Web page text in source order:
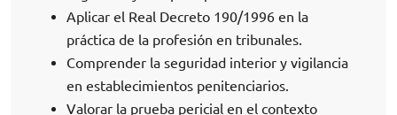
Aplicar el Real Decreto 190/1996 en la
práctica de la profesión en tribunales.
Comprender la seguridad interior y vigilancia
en establecimientos penitenciarios.
Valorar la prueba pericial en el contexto